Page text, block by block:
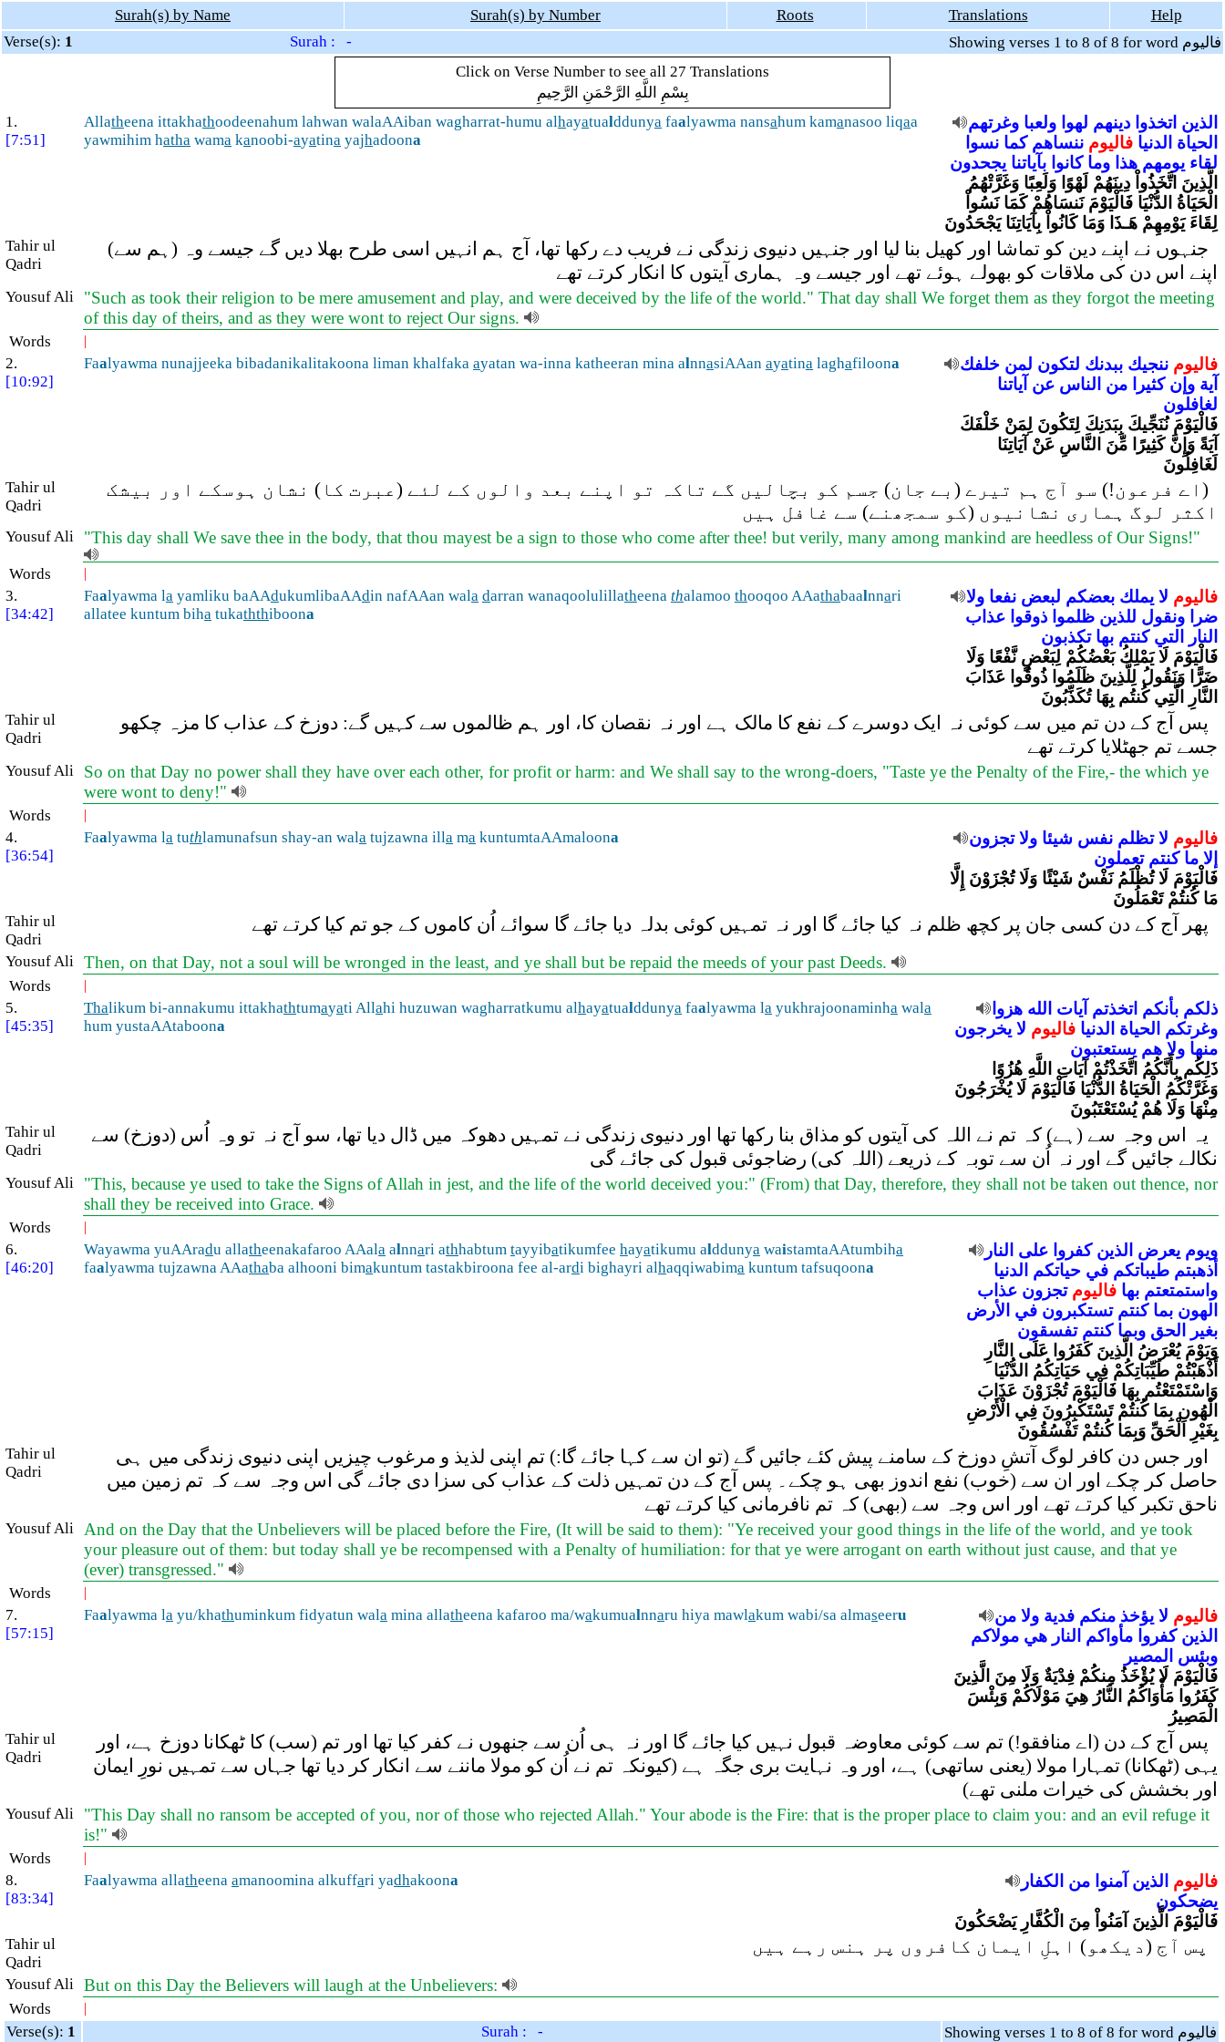
Surah(s) by Name Surah(s) by Number Roots Translations
Help
Verse(s): 1 Surah : -
Showing verses 1 to 8 of 8 for word فاليوم
Click on Verse Number to see all 27 Translations
بِسْمِ اللَّهِ الرَّحْمَنِ الرَّحِيمِ
1.
[7:51]
Allatheena ittakhathoodeenahum lahwan walaAAiban wagharrat-humu alhayatualddunya faalyawma nansahum kamanasoo liqaa
yawmihim hatha wama kanoobi-ayatina yajhadoona
الذين اتخذوا دينهم لهوا ولعبا وغرتهم
الحياة الدنيا فاليوم ننساهم كما نسوا
لقاء يومهم هذا وما كانوا بآياتنا يجحدون
الَّذِينَ اتَّخَذُواْ دِينَهُمْ لَهْوًا وَلَعِبًا وَغَرَّتْهُمُ
الْحَيَاةُ الدُّنْيَا فَالْيَوْمَ نَنسَاهُمْ كَمَا نَسُواْ
لِقَاءَ يَوْمِهِمْ هَـذَا وَمَا كَانُواْ بِآيَاتِنَا يَجْحَدُونَ
Tahir ul
Qadri
جنہوں نے اپنے دین کو تماشا اور کھیل بنا لیا اور جنہیں دنیوی زندگی نے فریب دے رکھا تھا، آج ہم انہیں اسی طرح بھلا دیں گے جیسے وہ (ہم سے)
اپنے اس دن کی ملاقات کو بھولے ہوئے تھے اور جیسے وہ ہماری آیتوں کا انکار کرتے تھے
Yousuf Ali
"Such as took their religion to be mere amusement and play, and were deceived by the life of the world." That day shall We forget them as they forgot the meeting
of this day of theirs, and as they were wont to reject Our signs.
Words |
2.
[10:92]
Faalyawma nunajjeeka bibadanikalitakoona liman khalfaka ayatan wa-inna katheeran mina alnnasiAAan ayatina laghafiloona فاليوم ننجيك ببدنك لتكون لمن خلفك
آية وإن كثيرا من الناس عن آياتنا
لغافلون
فَالْيَوْمَ نُنَجِّيكَ بِبَدَنِكَ لِتَكُونَ لِمَنْ خَلْفَكَ
آيَةً وَإِنَّ كَثِيرًا مِّنَ النَّاسِ عَنْ آيَاتِنَا
لَغَافِلُونَ
Tahir ul
Qadri
(اے فرعون!) سو آج ہم تیرے (بے جان) جسم کو بچالیں گے تاکہ تو اپنے بعد والوں کے لئے (عبرت کا) نشان ہوسکے اور بیشک
اکثر لوگ ہماری نشانیوں (کو سمجھنے) سے غافل ہیں
Yousuf Ali "This day shall We save thee in the body, that thou mayest be a sign to those who come after thee! but verily, many among mankind are heedless of Our Signs!"
Words |
3.
[34:42]
Faalyawma la yamliku baAAdukumlibaAAdin nafAAan wala darran wanaqoolulillatheena thalamoo thooqoo AAathabaalnnari
allatee kuntum biha tukaththiboona
فاليوم لا يملك بعضكم لبعض نفعا ولا
ضرا
ونقول للذين ظلموا ذوقوا عذاب
النار
التي كنتم بها تكذبون
فَالْيَوْمَ لَا يَمْلِكُ بَعْضُكُمْ لِبَعْضٍ نَّفْعًا وَلَا
ضَرًّا وَنَقُولُ لِلَّذِينَ ظَلَمُوا ذُوقُوا عَذَابَ
النَّارِ الَّتِي كُنتُم بِهَا تُكَذِّبُونَ
Tahir ul
Qadri
پس آج کے دن تم میں سے کوئی نہ ایک دوسرے کے نفع کا مالک ہے اور نہ نقصان کا، اور ہم ظالموں سے کہیں گے: دوزخ کے عذاب کا مزہ چکھو
جسے تم جھٹلایا کرتے تھے
Yousuf Ali
So on that Day no power shall they have over each other, for profit or harm: and We shall say to the wrong-doers, "Taste ye the Penalty of the Fire,- the which ye
were wont to deny!"
Words |
4.
[36:54]
Faalyawma la tuthlamunafsun shay-an wala tujzawna illa ma kuntumtaAAmaloona فاليوم لا تظلم نفس شيئا ولا تجزون
إلا ما كنتم تعملون
فَالْيَوْمَ لَا تُظْلَمُ نَفْسٌ شَيْئًا وَلَا تُجْزَوْنَ إِلَّا
مَا كُنتُمْ تَعْمَلُونَ
Tahir ul
Qadri
پھر آج کے دن کسی جان پر کچھ ظلم نہ کیا جائے گا اور نہ تمہیں کوئی بدلہ دیا جائے گا سوائے اُن کاموں کے جو تم کیا کرتے تھے
Yousuf Ali Then, on that Day, not a soul will be wronged in the least, and ye shall but be repaid the meeds of your past Deeds.
Words |
5.
[45:35]
Thalikum bi-annakumu ittakhathtumayati Allahi huzuwan wagharratkumu alhayatualddunya faalyawma la yukhrajoonaminha wala
hum yustaAAtaboona
ذلكم بأنكم اتخذتم آيات الله هزوا
وغرتكم
الحياة الدنيا فاليوم لا يخرجون
منها ولا هم يستعتبون
ذَلِكُم بِأَنَّكُمُ اتَّخَذْتُمْ آيَاتِ اللَّهِ هُزُوًا
وَغَرَّتْكُمُ الْحَيَاةُ الدُّنْيَا فَالْيَوْمَ لَا يُخْرَجُونَ
مِنْهَا وَلَا هُمْ يُسْتَعْتَبُونَ
Tahir ul
Qadri
یہ اس وجہ سے (ہے) کہ تم نے اللہ کی آیتوں کو مذاق بنا رکھا تھا اور دنیوی زندگی نے تمہیں دھوکہ میں ڈال دیا تھا، سو آج نہ تو وہ اُس (دوزخ) سے
نکالے جائیں گے اور نہ اُن سے توبہ کے ذریعے (اللہ کی) رضاجوئی قبول کی جائے گی
Yousuf Ali
"This, because ye used to take the Signs of Allah in jest, and the life of the world deceived you:" (From) that Day, therefore, they shall not be taken out thence, nor
shall they be received into Grace.
Words |
6.
[46:20]
Wayawma yuAAradu allatheenakafaroo AAala alnnari athhabtum tayyibatikumfee hayatikumu alddunya waistamtaAAtumbiha
faalyawma tujzawna AAathaba alhooni bimakuntum tastakbiroona fee al-ardi bighayri alhaqqiwabima kuntum tafsuqoona
ويوم يعرض الذين كفروا على النار
أذهبتم طيباتكم في حياتكم
الدنيا
واستمتعتم بها فاليوم تجزون عذاب
الهون بما كنتم تستكبرون في الأرض
بغير
الحق وبما كنتم تفسقون
وَيَوْمَ يُعْرَضُ الَّذِينَ كَفَرُوا عَلَى النَّارِ
أَذْهَبْتُمْ طَيِّبَاتِكُمْ فِي حَيَاتِكُمُ الدُّنْيَا
وَاسْتَمْتَعْتُم بِهَا فَالْيَوْمَ تُجْزَوْنَ عَذَابَ
الْهُونِ بِمَا كُنتُمْ تَسْتَكْبِرُونَ فِي الْأَرْضِ
بِغَيْرِ الْحَقِّ وَبِمَا كُنتُمْ تَفْسُقُونَ
Tahir ul
Qadri
اور جس دن کافر لوگ آتشِ دوزخ کے سامنے پیش کئے جائیں گے (تو ان سے کہا جائے گا:) تم اپنی لذیذ و مرغوب چیزیں اپنی دنیوی زندگی میں ہی
حاصل کر چکے اور ان سے (خوب) نفع اندوز بھی ہو چکے۔ پس آج کے دن تمہیں ذلت کے عذاب کی سزا دی جائے گی اس وجہ سے کہ تم زمین میں
ناحق تکبر کیا کرتے تھے اور اس وجہ سے (بھی) کہ تم نافرمانی کیا کرتے تھے
Yousuf Ali
And on the Day that the Unbelievers will be placed before the Fire, (It will be said to them): "Ye received your good things in the life of the world, and ye took
your pleasure out of them: but today shall ye be recompensed with a Penalty of humiliation: for that ye were arrogant on earth without just cause, and that ye
(ever) transgressed."
Words |
7.
[57:15]
Faalyawma la yu/khathuminkum fidyatun wala mina allatheena kafaroo ma/wakumualnnaru hiya mawlakum wabi/sa almaseeru فاليوم لا يؤخذ منكم فدية ولا من
الذين كفروا مأواكم النار هي مولاكم
وبئس المصير
فَالْيَوْمَ لَا يُؤْخَذُ مِنكُمْ فِدْيَةٌ وَلَا مِنَ الَّذِينَ
كَفَرُوا مَأْوَاكُمُ النَّارُ هِيَ مَوْلَاكُمْ وَبِئْسَ
الْمَصِيرُ
Tahir ul
Qadri
پس آج کے دن (اے منافقو!) تم سے کوئی معاوضہ قبول نہیں کیا جائے گا اور نہ ہی اُن سے جنھوں نے کفر کیا تھا اور تم (سب) کا ٹھکانا دوزخ ہے، اور
یہی (ٹھکانا) تمہارا مولا (یعنی ساتھی) ہے، اور وہ نہایت بری جگہ ہے (کیونکہ تم نے اُن کو مولا ماننے سے انکار کر دیا تھا جہاں سے تمہیں نورِ ایمان
اور بخشش کی خیرات ملنی تھے)
Yousuf Ali
"This Day shall no ransom be accepted of you, nor of those who rejected Allah." Your abode is the Fire: that is the proper place to claim you: and an evil refuge it
is!"
Words |
8.
[83:34]
Faalyawma allatheena amanoomina alkuffari yadhakoona فاليوم الذين آمنوا من الكفار
يضحكون
فَالْيَوْمَ الَّذِينَ آمَنُواْ مِنَ الْكُفَّارِ يَضْحَكُونَ
Tahir ul
Qadri
پس آج (دیکھو) اہلِ ایمان کافروں پر ہنس رہے ہیں
Yousuf Ali But on this Day the Believers will laugh at the Unbelievers:
Words |
Verse(s): 1 Surah : - Showing verses 1 to 8 of 8 for word فاليوم